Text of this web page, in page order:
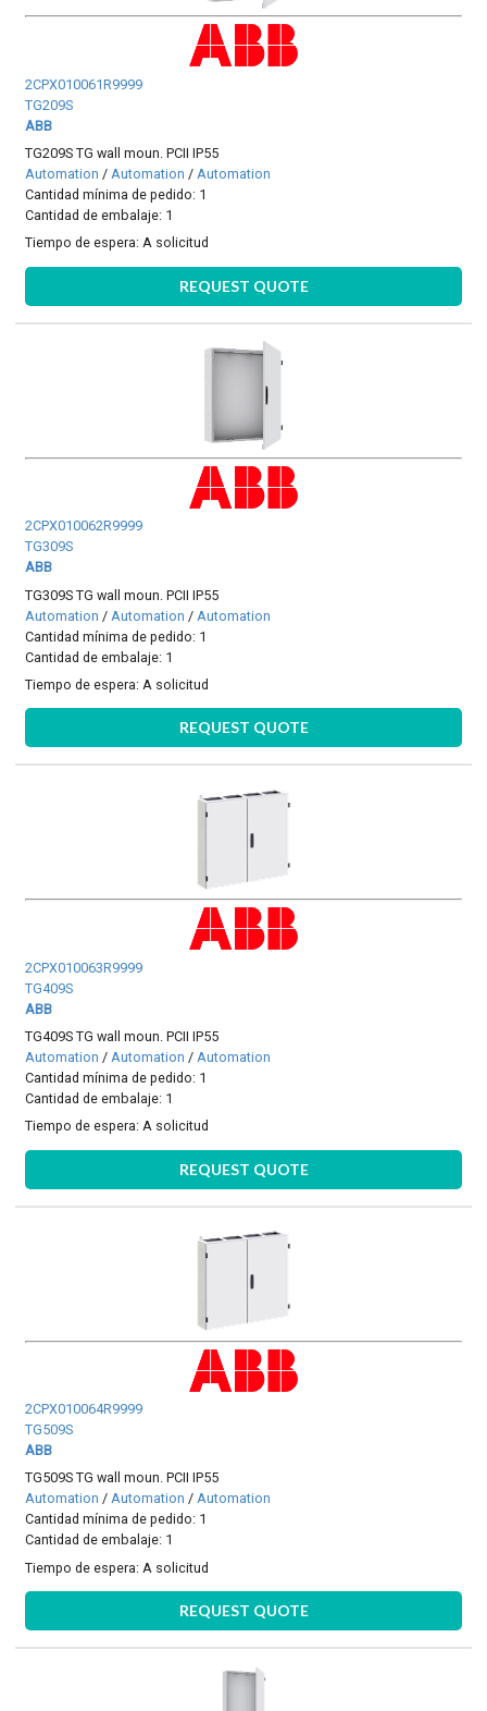
2CPX010061R9999
TG209S
ABB
TG209S TG wall moun. PCII IP55
Automation /Automation /Automation
Cantidad mínima de pedido: 1
Cantidad de embalaje: 1
Tiempo de espera:A solicitud
REQUEST QUOTE
2CPX010062R9999
TG309S
ABB
TG309S TG wall moun. PCII IP55
Automation / Automation / Automation
Cantidad mínima de pedido: 1
Cantidad de embalaje: 1
Tiempo de espera: A solicitud
REQUEST QUOTE
2CPX010063R9999
TG409S
ABB
TG409S TG wall moun. PCII IP55
Automation / Automation / Automation
Cantidad mínima de pedido: 1
Cantidad de embalaje: 1
Tiempo de espera:A solicitud
REQUEST QUOTE
2CPX010064R9999
TG509S
ABB
TG509S TG wall moun. PCII IP55
Automation /Automation /Automation
Cantidad mínima de pedido: 1
Cantidad de embalaje: 1
Tiempo de espera: A solicitud
REQUEST QUOTE